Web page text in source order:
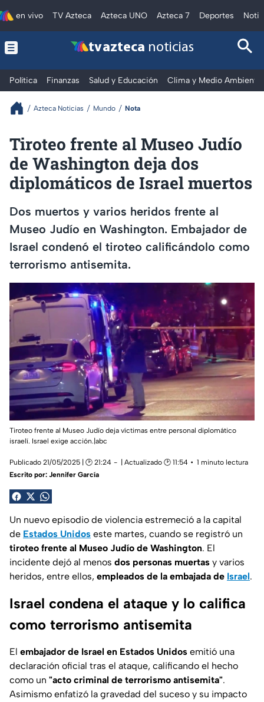
en vivo TV Azteca Azteca UNO Azteca 7 Deportes
tv azteca noticias
Política Finanzas Salud y Educación Clima y Medio Ambiente
Azteca Noticias Mundo Nota
Tiroteo frente al Museo Judío
de Washington deja dos
diplomáticos de Israel muertos
Dos muertos y varios heridos frente al
Museo Judío en Washington. Embajador de
Israel condenó el tiroteo calificándolo como
terrorismo antisemita.
Tiroteo frente al Museo Judío deja víctimas entre personal diplomático
israelí. Israel exige acción.|abc
Publicado 21/05/2025 | 🕑 21:24 | Actualizado 🕑 11:54
1 minuto lectura
Escrito por: Jennifer García
Un nuevo episodio de violencia estremeció a la capital
de Estados Unidos este martes, cuando se registró un
tiroteo frente al Museo Judío de Washington. El
incidente dejó al menos dos personas muertas y varios
heridos, entre ellos, empleados de la embajada de Israel.
Israel condena el ataque y lo califica
como terrorismo antisemita
El embajador de Israel en Estados Unidos emitió una
declaración oficial tras el ataque, calificando el hecho
como un "acto criminal de terrorismo antisemita".
Asimismo enfatizó la gravedad del suceso y su impacto